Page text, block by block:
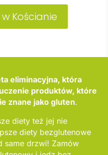
Kościanie
eliminacyjna, która
produktów, które
znane jako gluten.
diety też jej nie
diety bezglutenowe
same drzwi! Zamów